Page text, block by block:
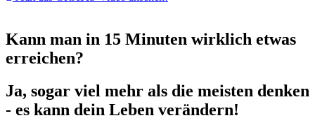
Kann man in 15 Minuten wirklich etwas
erreichen?
Ja, sogar viel mehr als die meisten denken
- es kann dein Leben verändern!